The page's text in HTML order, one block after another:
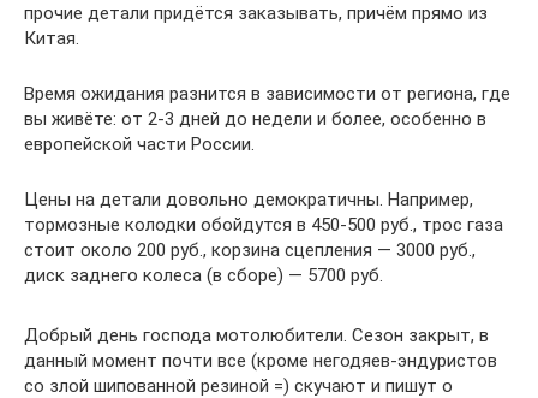
прочие детали придётся заказывать, причём прямо из
Китая.
Время ожидания разнится в зависимости от региона, где
вы живёте: от 2-3 дней до недели и более, особенно в
европейской части России.
Цены на детали довольно демократичны. Например,
тормозные колодки обойдутся в 450-500 руб., трос газа
стоит около 200 руб., корзина сцепления — 3000 руб.,
диск заднего колеса (в сборе) — 5700 руб.
Добрый день господа мотолюбители. Сезон закрыт, в
данный момент почти все (кроме негодяев-эндуристов
со злой шипованной резиной =) скучают и пишут о